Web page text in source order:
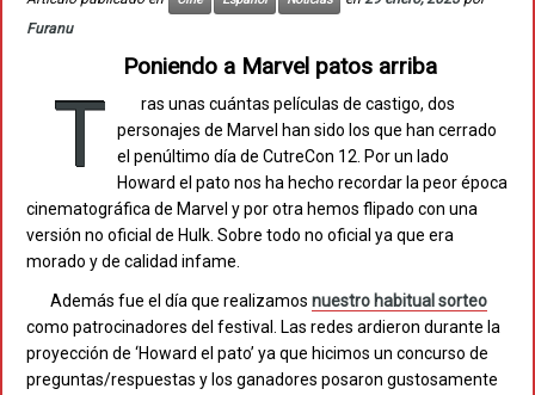
Furanu
Poniendo a Marvel patos arriba
T
ras unas cuántas películas de castigo, dos
personajes de Marvel han sido los que han cerrado
el penúltimo día de CutreCon 12. Por un lado
Howard el pato nos ha hecho recordar la peor época
cinematográfica de Marvel y por otra hemos flipado con una
versión no oficial de Hulk. Sobre todo no oficial ya que era
morado y de calidad infame.
Además fue el día que realizamos nuestro habitual sorteo
como patrocinadores del festival. Las redes ardieron durante la
proyección de ‘Howard el pato’ ya que hicimos un concurso de
preguntas/respuestas y los ganadores posaron gustosamente